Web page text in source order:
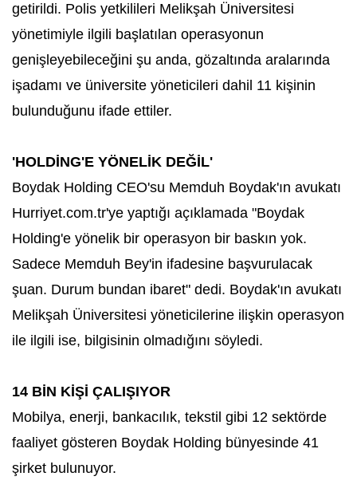
getirildi. Polis yetkilileri Melikşah Üniversitesi
yönetimiyle ilgili başlatılan operasyonun
genişleyebileceğini şu anda, gözaltında aralarında
işadamı ve üniversite yöneticileri dahil 11 kişinin
bulunduğunu ifade ettiler.
'HOLDİNG'E YÖNELİK DEĞİL'
Boydak Holding CEO'su Memduh Boydak'ın avukatı
Hurriyet.com.tr'ye yaptığı açıklamada "Boydak
Holding'e yönelik bir operasyon bir baskın yok.
Sadece Memduh Bey'in ifadesine başvurulacak
şuan. Durum bundan ibaret" dedi. Boydak'ın avukatı
Melikşah Üniversitesi yöneticilerine ilişkin operasyon
ile ilgili ise, bilgisinin olmadığını söyledi.
14 BİN KİŞİ ÇALIŞIYOR
Mobilya, enerji, bankacılık, tekstil gibi 12 sektörde
faaliyet gösteren Boydak Holding bünyesinde 41
şirket bulunuyor.